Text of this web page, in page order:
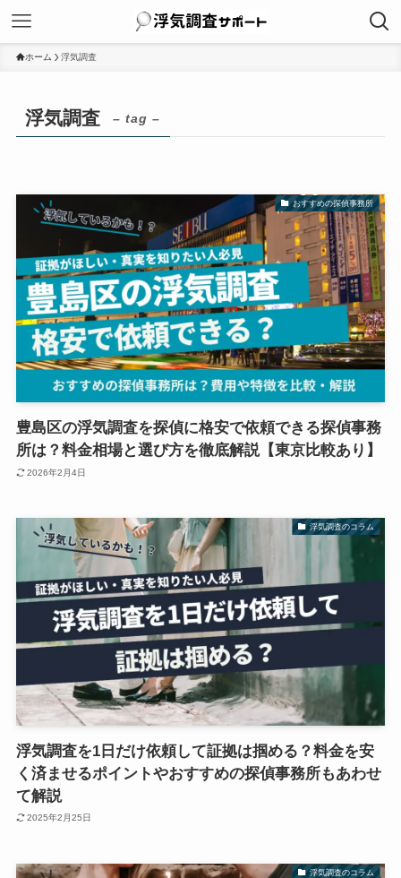
ホーム 浮気調査
浮気調査 – tag –
おすすめの探偵事務所
豊島区の浮気調査を探偵に格安で依頼できる探偵事務
所は？料金相場と選び方を徹底解説【東京比較あり】
2026年2月4日
浮気調査のコラム
浮気調査を1日だけ依頼して証拠は掴める？料金を安
く済ませるポイントやおすすめの探偵事務所もあわせ
て解説
2025年2月25日
浮気調査のコラム